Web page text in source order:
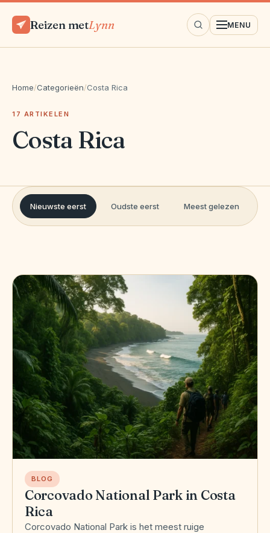
Reizen metLynn MENU
Home/Categorieën/Costa Rica
17 ARTIKELEN
Costa Rica
Nieuwste eerst Oudste eerst Meest gelezen
BLOG
Corcovado National Park in Costa
Rica
Corcovado National Park is het meest ruige